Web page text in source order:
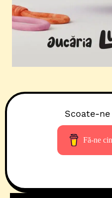
Scoate-
Fă-ne